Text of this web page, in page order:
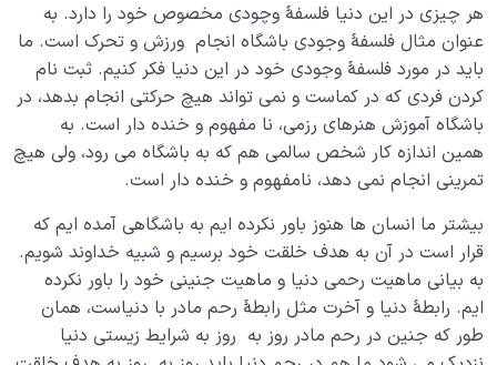
هر چیزی در این دنیا فلسفۀ وچودی مخصوص خود را دارد. به
عنوان مثال فلسفۀ وجودی باشگاه انجام ورزش و تحرک است. ما
باید در مورد فلسفۀ وجودی خود در این دنیا فکر کنیم. ثبت نام
کردن فردی که در کماست و نمی تواند هیچ حرکتی انجام بدهد، در
باشگاه آموزش هنرهای رزمی، نا مفهوم و خنده دار است. به
همین اندازه کار شخص سالمی هم که به باشگاه می رود، ولی هیچ
تمرینی انجام نمی دهد، نامفهوم و خنده دار است.
بیشتر ما انسان ها هنوز باور نکرده ایم به باشگاهی آمده ایم که
قرار است در آن به هدف خلقت خود برسیم و شبیه خداوند شویم.
به بیانی ماهیت رحمی دنیا و ماهیت جنینی خود را باور نکرده
ایم. رابطۀ دنیا و آخرت مثل رابطۀ رحم مادر با دنیاست، همان
طور که جنین در رحم مادر روز به روز به شرایط زیستی دنیا